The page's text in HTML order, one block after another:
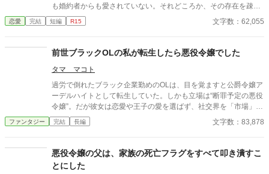
も婚約者からも愛されていない。それどころか、その存在を疎ま
れているのだ。 こんな環境なら歪んでも仕方ない。そう思う程
に、彼女の境遇は悲惨だったのである。 だが、彼女のように歪ん
だ。 そのため、私は心を強く持つしかなかった。悲惨な結末を迎
なかったのである。 そんな私に、解放される日がやって来た。 そ
れは、ゲームの始まりである魔法学園入学の日だ。 全寮制の学園
には、歪な家族は存在しない。 私は、自由を得たのである。 その
自由を謳歌しながら、私は思っていた。 悲惨な境遇から必ず抜け
恋愛 完結 短編 R15 文字数：62,055
前世ブラックOLの私が転生したら悪役令嬢でした
タマ マコト
過労で倒れたブラック企業勤めのOLは、目を覚ますと公爵令嬢ア
ーデルハイトとして転生していた。しかも立場は“断罪予定の悪役
令嬢”。だが彼女は恋愛や王子の愛を選ばず、社交界を「市場」と
見抜く。王家の財政が危ういことを察知し、家の莫大な資産と金
融知識を武器に“期限付き融資”という刃を突きつける。理想主義
ためではない。国家の金脈を握り、国そのものを立て直すため
に。悪役令嬢の経済戦争が、静かに幕を開ける。
ファンタジー 完結 長編 文字数：83,878
悪役令嬢の父は、家族の死亡フラグをすべて叩き潰すこ
とにした